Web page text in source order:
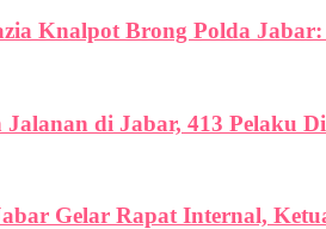
Knalpot Brong Polda
di Jabar, 413 Pelaku
Gelar Rapat Internal,